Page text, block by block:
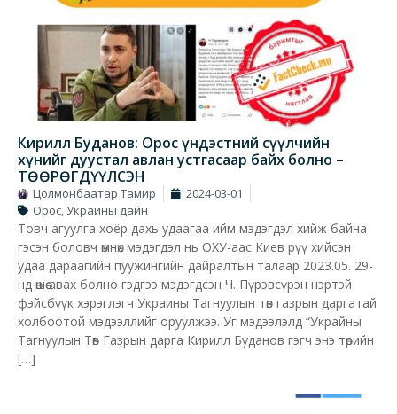
Кирилл Буданов: Орос үндэстний сүүлчийн
хүнийг дуустал авлан устгасаар байх болно –
ТӨӨРӨГДҮҮЛСЭН
Цолмонбаатар Тамир
2024-03-01
Орос, Украины дайн
Товч агуулга хоёр дахь удаагаа ийм мэдэгдэл хийж байна
гэсэн боловч өмнөх мэдэгдэл нь ОХУ-аас Киев рүү хийсэн
удаа дараагийн пуужингийн дайралтын талаар 2023.05. 29-
нд өшөө авах болно гэдгээ мэдэгдсэн Ч. Пүрэвсүрэн нэртэй
фэйсбүүк хэрэглэгч Украины Тагнуулын төв газрын даргатай
холбоотой мэдээллийг оруулжээ. Уг мэдээлэлд “Украйны
Тагнуулын Төв Газрын дарга Кирилл Буданов гэгч энэ төрийн
[…]